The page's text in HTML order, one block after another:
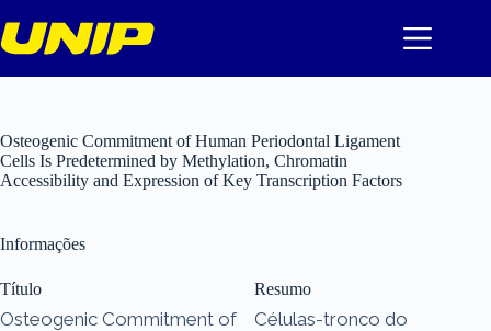
para
o
Osteogenic Commitment of Human Periodontal Ligament
Cells Is Predetermined by Methylation, Chromatin
Accessibility and Expression of Key Transcription Factors
Informações
Título
Osteogenic Commitment of
Resumo
Células-tronco do